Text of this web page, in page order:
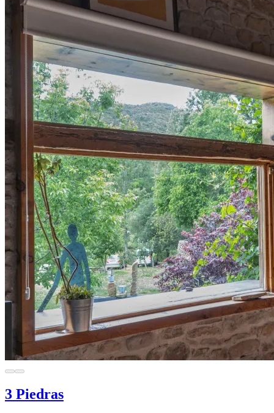
3 Piedras